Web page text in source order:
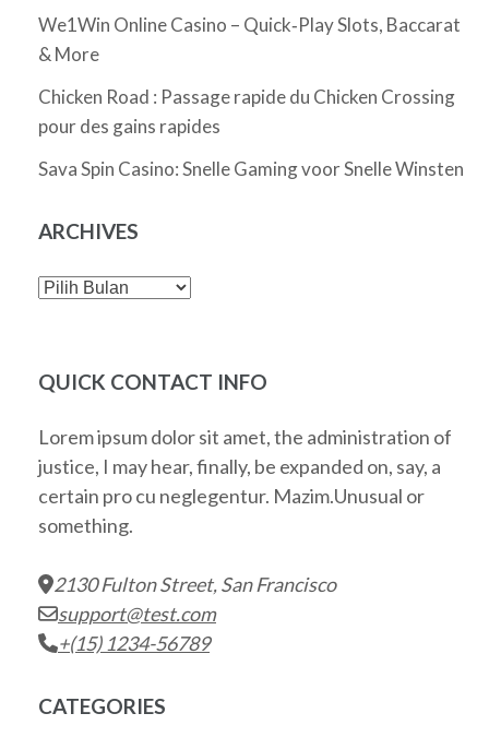
We1Win Online Casino – Quick‑Play Slots, Baccarat
& More
Chicken Road : Passage rapide du Chicken Crossing
pour des gains rapides
Sava Spin Casino: Snelle Gaming voor Snelle Winsten
ARCHIVES
Archives
QUICK CONTACT INFO
Lorem ipsum dolor sit amet, the administration of
justice, I may hear, finally, be expanded on, say, a
certain pro cu neglegentur. Mazim.Unusual or
something.
2130 Fulton Street, San Francisco
support@test.com
+(15) 1234-56789
CATEGORIES